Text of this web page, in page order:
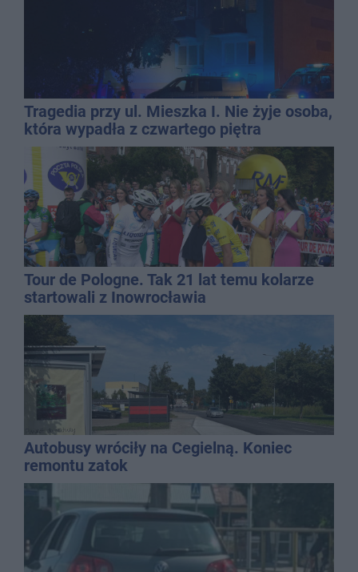
Tragedia przy ul. Mieszka I. Nie żyje osoba,
która wypadła z czwartego piętra
Tour de Pologne. Tak 21 lat temu kolarze
startowali z Inowrocławia
Autobusy wróciły na Cegielną. Koniec
remontu zatok